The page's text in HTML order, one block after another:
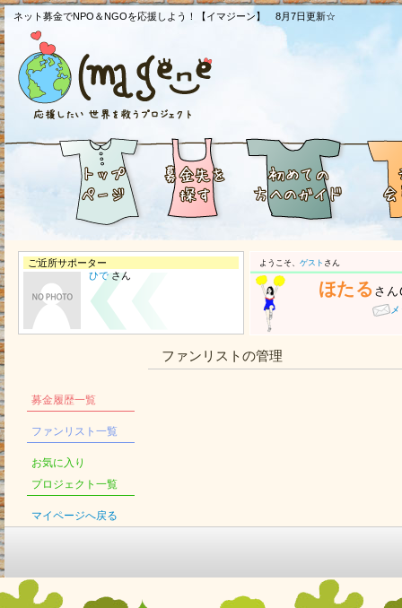
ネット募金でNPO＆NGOを応援しよう！【イマジーン】 8月7日更新☆
ご近所サポーター
ひでさん
ようこそ、 ゲスト さん
ほたる さん
募金履歴一覧
ファンリスト一覧
お気に入り
プロジェクト一覧
マイページへ戻る
ファンリストの管理